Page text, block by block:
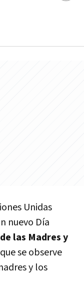
Unidas
nuevo Día
las Madres y
se observe
y los